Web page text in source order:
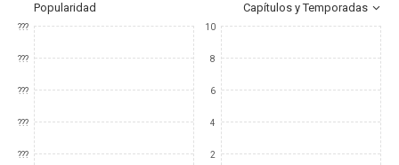
Popularidad Capítulos y Temporadas
???
???
???
???
???
10
8
6
4
2